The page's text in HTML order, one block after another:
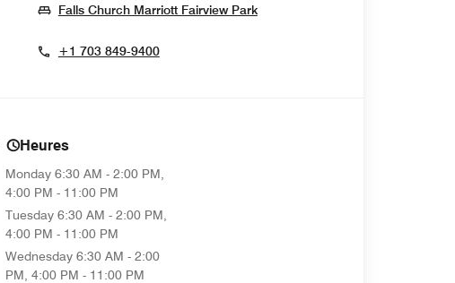
Falls Church Marriott Fairview ParkOpens In New Window
+1 703 849-9400
Heures
Monday 6:30 AM - 2:00 PM,
4:00 PM - 11:00 PM
Tuesday 6:30 AM - 2:00 PM,
4:00 PM - 11:00 PM
Wednesday 6:30 AM - 2:00
PM, 4:00 PM - 11:00 PM